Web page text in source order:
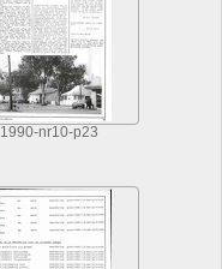
1990-nr10-p23